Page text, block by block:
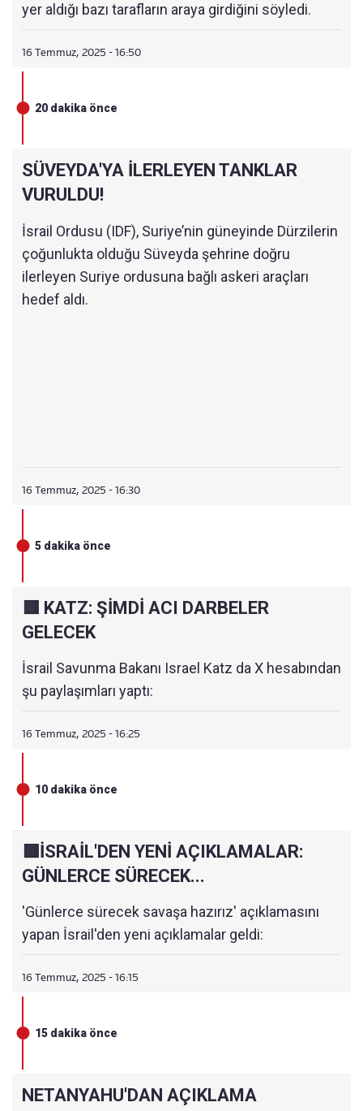
yer aldığı bazı tarafların araya girdiğini söyledi.
16 Temmuz, 2025 - 16:50
20 dakika önce
SÜVEYDA'YA İLERLEYEN TANKLAR
VURULDU!
İsrail Ordusu (IDF), Suriye’nin güneyinde Dürzilerin
çoğunlukta olduğu Süveyda şehrine doğru
ilerleyen Suriye ordusuna bağlı askeri araçları
hedef aldı.
16 Temmuz, 2025 - 16:30
5 dakika önce
🟥 KATZ: ŞİMDİ ACI DARBELER
GELECEK
İsrail Savunma Bakanı Israel Katz da X hesabından
şu paylaşımları yaptı:
16 Temmuz, 2025 - 16:25
10 dakika önce
🟥İSRAİL'DEN YENİ AÇIKLAMALAR:
GÜNLERCE SÜRECEK...
'Günlerce sürecek savaşa hazırız' açıklamasını
yapan İsrail'den yeni açıklamalar geldi:
16 Temmuz, 2025 - 16:15
15 dakika önce
NETANYAHU'DAN AÇIKLAMA